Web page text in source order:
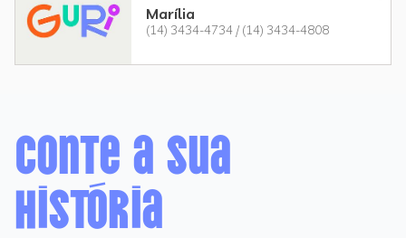
Marília
(14) 3434-4734 / (14) 3434-4808
Conte a sua
história